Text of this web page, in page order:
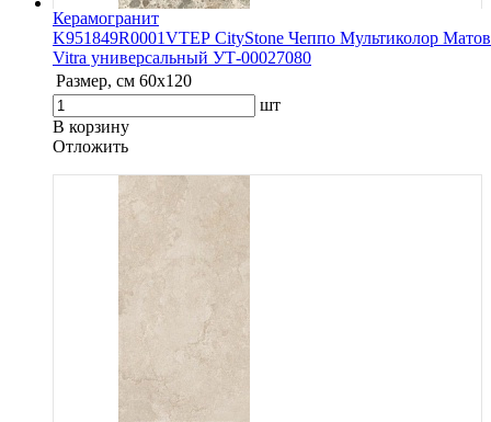
Керамогранит
K951849R0001VTEP CityStone Чеппо Мультиколор
Vitra универсальный УТ-00027080
Размер, см 60х120
шт
В корзину
Oтложить